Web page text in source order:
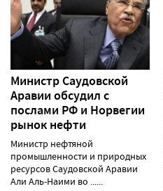
Министр Саудовской
Аравии обсудил с
послами РФ и Норвегии
рынок нефти
Министр нефтяной
промышленности и природных
ресурсов Саудовской Аравии
Али Аль-Наими во ......